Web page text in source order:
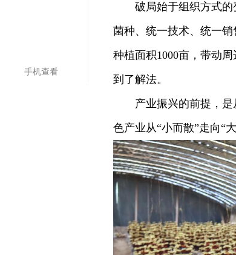
手机查看
破局始于组织方式的变
菌种、统一技术、统一
种植面积1000亩，带动
到了解法。
产业振兴的前提，是从
色产业从“小而散”走向“